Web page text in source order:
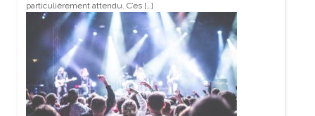
particulièrement attendu. C’es […]